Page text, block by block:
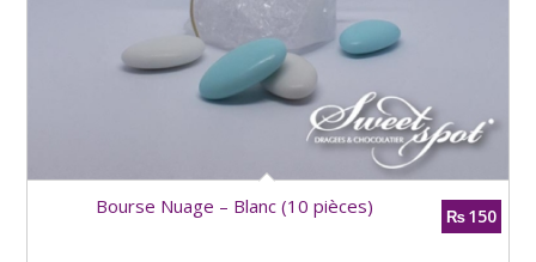
Bourse Nuage – Blanc (10 pièces) ₨150